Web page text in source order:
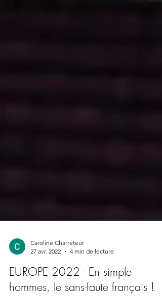
27 avr. 2022
4 min de lecture
EUROPE 2022 - En simple